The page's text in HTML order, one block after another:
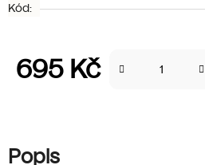
Kód:
695 Kč
Popis